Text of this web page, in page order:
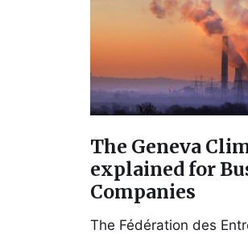
The Geneva
explained for
Companies
The Fédération des